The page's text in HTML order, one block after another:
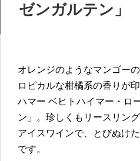
ゼンガルテン」
オレンジのようなマンゴー
ロピカルな柑橘系の香りが
ハマー ベヒトハイマー・ロ
ン」。珍しくもリースリン
アイスワインで、とびぬけ
です。